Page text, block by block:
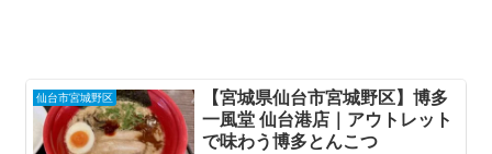
仙台市宮城野区
【宮城県仙台市宮城野区】博多
一風堂 仙台港店｜アウトレット
で味わう博多とんこつ